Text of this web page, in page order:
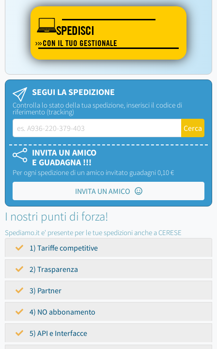
SPEDISCI
CON IL TUO GESTIONALE
SEGUI LA SPEDIZIONE
Controlla lo stato della tua spedizione, inserisci il codice di
riferimento (tracking)
INVITA UN AMICO
E GUADAGNA !!!
Per ogni spedizione di un amico invitato guadagni 0,10 €
INVITA UN AMICO
I nostri punti di forza!
Spediamo.it e' presente per le tue spedizioni anche a CERESE
1) Tariffe competitive
2) Trasparenza
3) Partner
4) NO abbonamento
5) API e Interfacce